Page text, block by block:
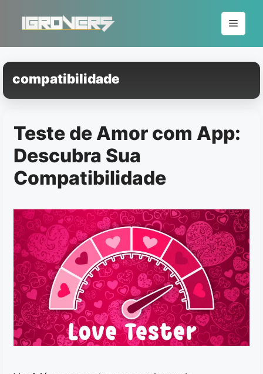
conteúdo
Menu
compatibilidade
Teste de Amor com App:
Descubra Sua
Compatibilidade